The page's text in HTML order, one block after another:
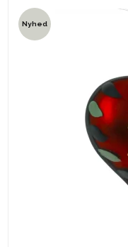
Nyhed